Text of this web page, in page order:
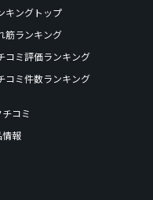
キングトップ
筋ランキング
コミ評価ランキング
コミ件数ランキング
コミ
報